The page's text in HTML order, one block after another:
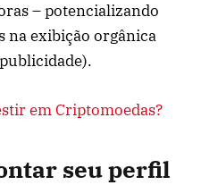
– potencializando
na exibição orgânica
em Criptomoedas?
seu perfil